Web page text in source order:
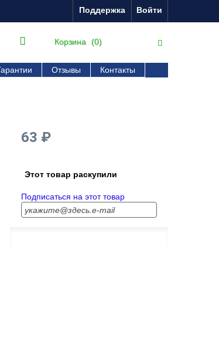
Войти
Поддержка
Корзина (0)
Отзывы Контакты
63 ₽
Этот товар раскупили
Подписаться на этот товар